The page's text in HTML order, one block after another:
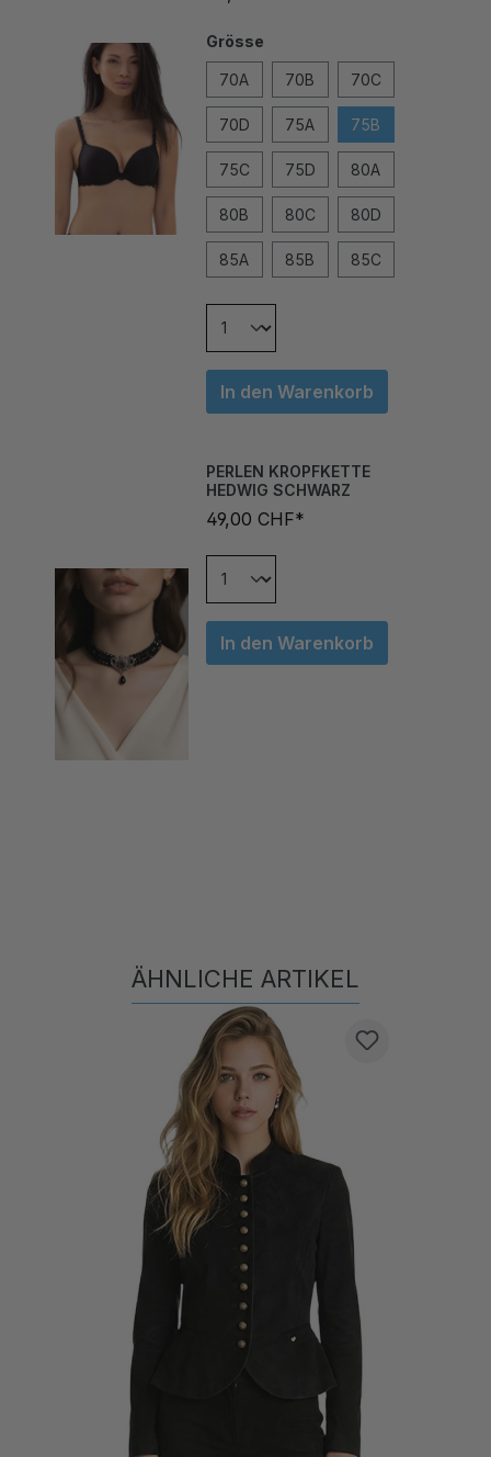
70D 75A 75B
75C 75D 80A
80B 80C 80D
85A 85B 85C
In den Warenkorb
HEDWIG SCHWARZ
49,00 CHF*
In den Warenkorb
Produktgalerie überspringen